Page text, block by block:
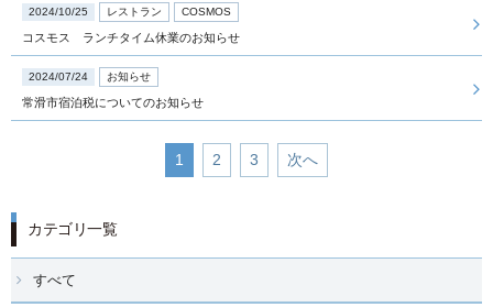
お問い合わせ 会社概要
2024/10/25 レストラン COSMOS
コスモス ランチタイム休業のお知らせ
2024/07/24 お知らせ
常滑市宿泊税についてのお知らせ
1 2 3 次へ
カテゴリ一覧
すべて